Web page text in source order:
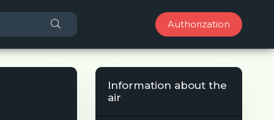
Authorization
Information about the
air